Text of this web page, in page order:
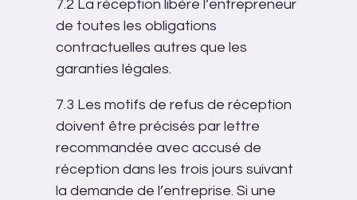
7.2 La réception libère l’entrepreneur
de toutes les obligations
contractuelles autres que les
garanties légales.
7.3 Les motifs de refus de réception
doivent être précisés par lettre
recommandée avec accusé de
réception dans les trois jours suivant
la demande de l’entreprise. Si une